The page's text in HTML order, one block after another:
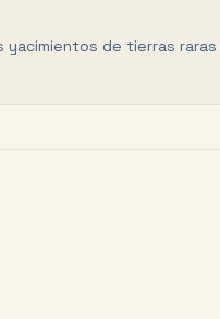
yacimientos de tierras raras